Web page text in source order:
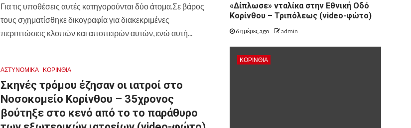
Για τις υποθέσεις αυτές κατηγορούνται δύο άτομα.Σε βάρος
τους σχηματίσθηκε δικογραφία για διακεκριμένες
περιπτώσεις κλοπών και αποπειρών αυτών, ενώ αυτή...
ΑΣΤΥΝΟΜΙΚΑ ΚΟΡΙΝΘΊΑ
Σκηνές τρόμου έζησαν οι ιατροί στο
Νοσοκομείο Κορίνθου – 35χρονος
βούτηξε στο κενό από το το παράθυρο
«Δίπλωσε» νταλίκα στην Εθνική Oδό
Κορίνθου – Τριπόλεως (video-φώτο)
6 ημέρες ago admin
ΚΟΡΙΝΘΊΑ